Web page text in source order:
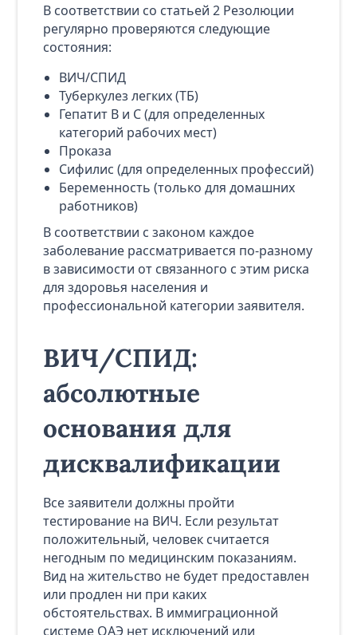
В соответствии со статьей 2 Резолюции
регулярно проверяются следующие
состояния:
ВИЧ/СПИД
Туберкулез легких (ТБ)
Гепатит B и C (для определенных
категорий рабочих мест)
Проказа
Сифилис (для определенных профессий)
Беременность (только для домашних
работников)
В соответствии с законом каждое
заболевание рассматривается по-разному
в зависимости от связанного с этим риска
для здоровья населения и
профессиональной категории заявителя.
ВИЧ/СПИД:
абсолютные
основания для
дисквалификации
Все заявители должны пройти
тестирование на ВИЧ. Если результат
положительный, человек считается
негодным по медицинским показаниям.
Вид на жительство не будет предоставлен
или продлен ни при каких
обстоятельствах. В иммиграционной
системе ОАЭ нет исключений или